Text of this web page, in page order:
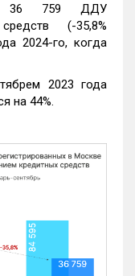
36 759 ДДУ
(-35,8%
2024-го, когда
2023 года
на 44%.